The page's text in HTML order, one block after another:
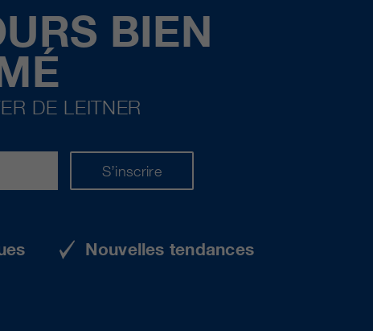
BIEN
DE LEITNER
S’inscrire
Nouvelles tendances